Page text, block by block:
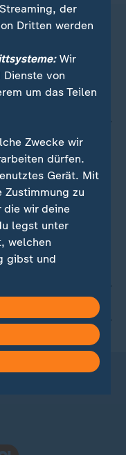
der
Dritten werden
Wir
Dienste von
um das Teilen
Zwecke wir
dürfen.
Gerät. Mit
zu
die wir deine
legst unter
welchen
gibst und
oder ändern.
in unserer